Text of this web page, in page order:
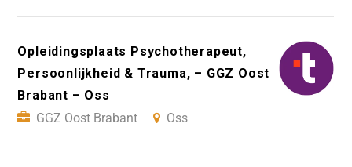
Opleidingsplaats Psychotherapeut,
Persoonlijkheid & Trauma, – GGZ Oost
Brabant – Oss
GGZ Oost Brabant
Oss